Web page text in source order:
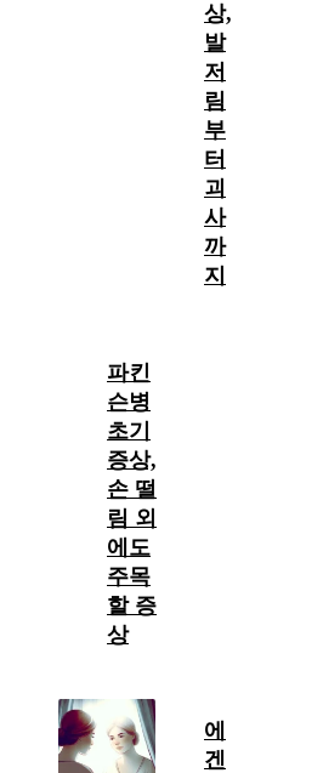
상,
발
저
림
부
터
괴
사
까
지
파킨
슨병
초기
증상,
손 떨
림 외
에도
주목
할 증
상
에
겐